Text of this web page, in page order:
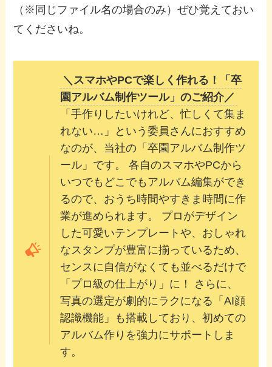
（※同じファイル名の場合のみ）ぜひ覚えておい
てくださいね。
＼スマホやPCで楽しく作れる！「卒
園アルバム制作ツール」のご紹介／
「手作りしたいけれど、忙しくて集ま
れない…」という委員さんにおすすめ
なのが、当社の「卒園アルバム制作ツ
ール」です。 各自のスマホやPCから
いつでもどこでもアルバム編集ができ
るので、おうち時間やすきま時間に作
業が進められます。 プロがデザイン
した可愛いテンプレートや、おしゃれ
なスタンプが豊富に揃っているため、
センスに自信がなくても並べるだけで
「プロ級の仕上がり」に！ さらに、
写真の選定が劇的にラクになる「AI顔
認識機能」も搭載しており、初めての
アルバム作りを強力にサポートしま
す。